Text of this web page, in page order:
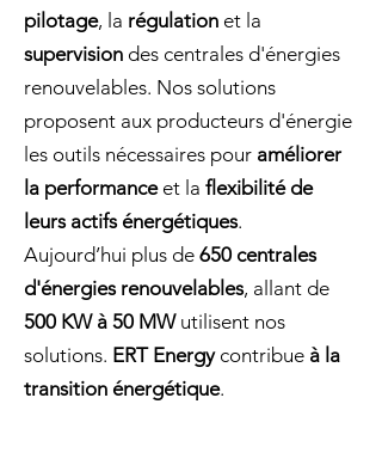
pilotage, la régulation et la
supervision des centrales d'énergies
renouvelables. Nos solutions
proposent aux producteurs d'énergie
les outils nécessaires pour améliorer
la performanceet la flexibilité de
leurs actifs énergétiques.
Aujourd’hui plus de 650 centrales
d'énergies renouvelables, allant de
500 KW à 50 MWutilisent nos
solutions. ERT Energycontribue à la
transition énergétique.